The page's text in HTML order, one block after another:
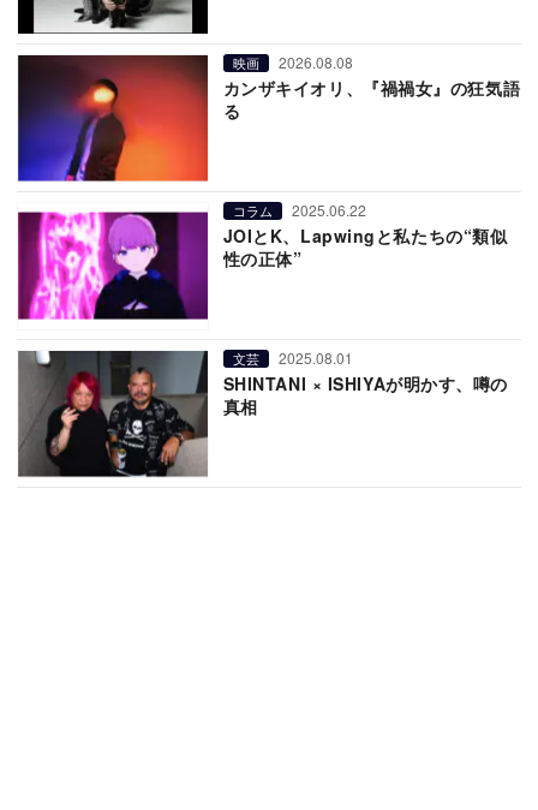
映画 2026.08.08
カンザキイオリ、『禍禍女』の狂気語
る
コラム 2025.06.22
JOIとK、Lapwingと私たちの“類似
性の正体”
文芸 2025.08.01
SHINTANI × ISHIYAが明かす、噂の
真相